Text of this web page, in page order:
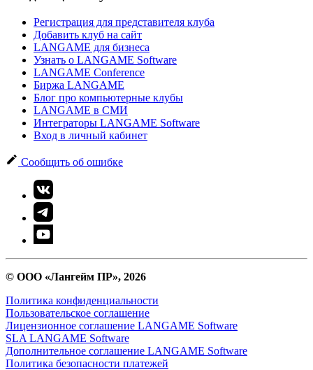
Регистрация для представителя клуба
Добавить клуб на сайт
LANGAME для бизнеса
Узнать о LANGAME Software
LANGAME Conference
Биржа LANGAME
Блог про компьютерные клубы
LANGAME в СМИ
Интеграторы LANGAME Software
Вход в личный кабинет
Сообщить об ошибке
© ООО «Лангейм ПР», 2026
Политика конфиденциальности
Пользовательское соглашение
Лицензионное соглашение LANGAME Software
SLA LANGAME Software
Дополнительное соглашение LANGAME Software
Политика безопасности платежей